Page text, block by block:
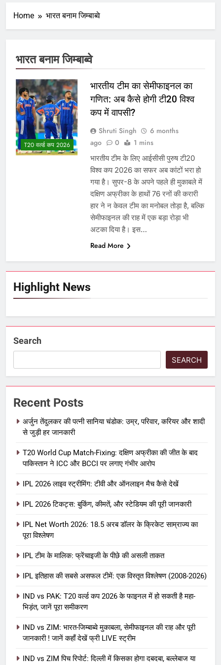
Home भारत बनाम जिम्बाब्वे
Highlight News
भारत बनाम जिम्बाब्वे
T20 वर्ल्ड कप 2026
भारतीय टीम का सेमीफाइनल का
गणित: अब कैसे होगी टी20 विश्व
कप में वापसी?
Shruti Singh
6 months
ago
0 1 mins
भारतीय टीम के लिए आईसीसी पुरुष टी20
विश्व कप 2026 का सफर अब कांटों भरा हो
गया है। सुपर-8 के अपने पहले ही मुकाबले में
दक्षिण अफ्रीका के हाथों 76 रनों की करारी
हार ने न केवल टीम का मनोबल तोड़ा है, बल्कि
सेमीफाइनल की राह में एक बड़ा रोड़ा भी
अटका दिया है। इस…
Read More
Search
SEARCH
Recent Posts
अर्जुन तेंदुलकर की पत्नी सानिया चंडोक: उम्र, परिवार, करियर और शादी
से जुड़ी हर जानकारी
T20 World Cup Match-Fixing: दक्षिण अफ्रीका की जीत के बाद
पाकिस्तान ने ICC और BCCI पर लगाए गंभीर आरोप
IPL 2026 लाइव स्ट्रीमिंग: टीवी और ऑनलाइन मैच कैसे देखें
IPL 2026 टिकट्स: बुकिंग, कीमतें, और स्टेडियम की पूरी जानकारी
IPL Net Worth 2026: 18.5 अरब डॉलर के क्रिकेट साम्राज्य का
पूरा विश्लेषण
IPL टीम के मालिक: फ्रेंचाइजी के पीछे की असली ताकत
IPL इतिहास की सबसे असफल टीमें: एक विस्तृत विश्लेषण (2008-2026)
IND vs PAK: T20 वर्ल्ड कप 2026 के फाइनल में हो सकती है महा-
भिड़ंत, जानें पूरा समीकरण
IND vs ZIM: भारत-जिम्बाब्वे मुकाबला, सेमीफाइनल की राह और पूरी
जानकारी ! जानें कहाँ देखें फ्री LIVE स्ट्रीम
IND vs ZIM पिच रिपोर्ट: दिल्ली में किसका होगा दबदबा, बल्लेबाज या
IPL Net Worth 2026: 18.5 अरब डॉलर
आईपीएल 2026 क्रिकेट
IPL टीम के मालिक: फ्रेंचाइजी के पीछे की
असली ताकत
आईपीएल 2026 क्रिकेट
IPL इतिहास की सबसे असफल टीमें: एक